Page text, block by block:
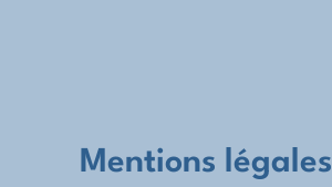
Mentions légales